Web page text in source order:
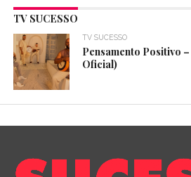
TV SUCESSO
TV SUCESSO
Pensamento Positivo
Oficial)